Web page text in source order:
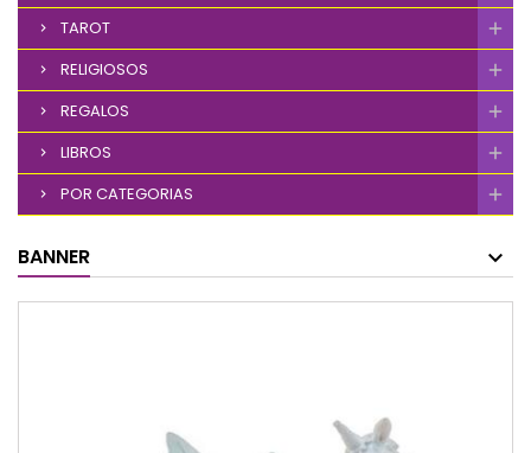
TAROT
RELIGIOSOS
REGALOS
LIBROS
POR CATEGORIAS
BANNER